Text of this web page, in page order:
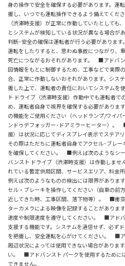
身の操作で安全を確保する必要があります。運
握し、いつでも運転操作できるよう備えてく
（渋滞時支援）が正常に作動していたとしても
とシステムが検知している状況が異なる場合が
判断･安全の確保は運転者が行う必要がありま
運転をしたりすると、思わぬ事故につながり、
死亡につながるおそれがあります。 ■アドバ
図情報をもとに制御するため、工事などで実際
合、正常に作動しないおそれがあります。シス
握した上で、運転者の責任においてシステム
ト ドライブ（渋滞時支援）作動中でも運転者で
め、運転者自身で視界を確保する必要がありま
の機能をご使用ください（ヘッドランプ/ワイ
ンドゥデフォッガー･ドアミラーヒーター）。
援）は状況に応じてディスプレイ表示でステア
その際はただちに運転者自身でアクセル･ブレ
を確保してください。 ■例えば次のようなシ
バンスト ドライブ（渋滞時支援）は作動しませ
れている暫定供用区間、サービスエリア、料
例えば次のようなものの検出には限界がありま
セル・ブレーキを操作してください（自車の前
近してきた時、工事区間、落下物等）。 ■衝
ターカメラによる映像を記録することがあり
速度や制限速度を遵守してください。 ■アド
支援する機能です。システムを過信せず、必ず
を把握し、安全運転を心がけてください。 ■
周辺状況によっては使用できない場合がありま
い。 ■アドバンスト パークを使用するために
できません。